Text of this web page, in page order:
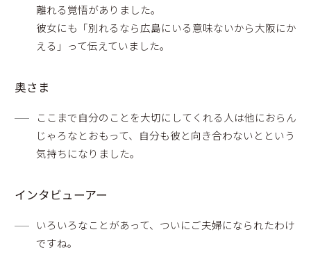
離れる覚悟がありました。
彼女にも「別れるなら広島にいる意味ないから大阪にか
える」って伝えていました。
奥さま
ここまで自分のことを大切にしてくれる人は他におらん
じゃろなとおもって、自分も彼と向き合わないとという
気持ちになりました。
インタビューアー
いろいろなことがあって、ついにご夫婦になられたわけ
ですね。